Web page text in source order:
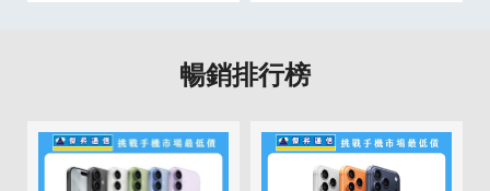
暢銷排行榜